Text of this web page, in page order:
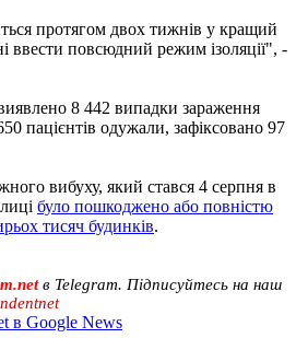
протягом двох тижнів у кращий
ввести повсюдний режим ізоляції", -
8 442 випадки зараження
пацієнтів одужали, зафіксовано 97
вибуху, який стався 4 серпня в
було пошкоджено або повністю
тисяч будинків.
в Telegram. Підписуйтесь на наш
в Google News